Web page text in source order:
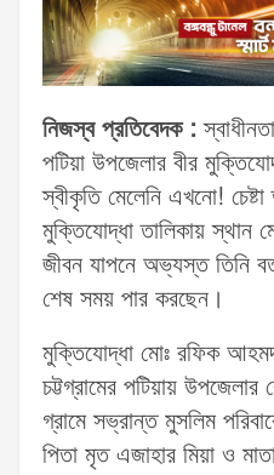
নিজস্ব প্রতিবেদক :
পটিয়া উপজেলার বীর
স্বীকৃতি মেলেনি এখনো!
মুক্তিযোদ্ধা তালিকায় স্থান
জীবন যাপনে অভ্যস্ত তিনি
শেষ সময় পার করছেন।
মুক্তিযোদ্ধা মোঃ রফিক
চট্টগ্রামের পটিয়ায়
গ্রামে সভ্রান্ত মুসলিম
পিতা মৃত এজাহার মিয়া ও